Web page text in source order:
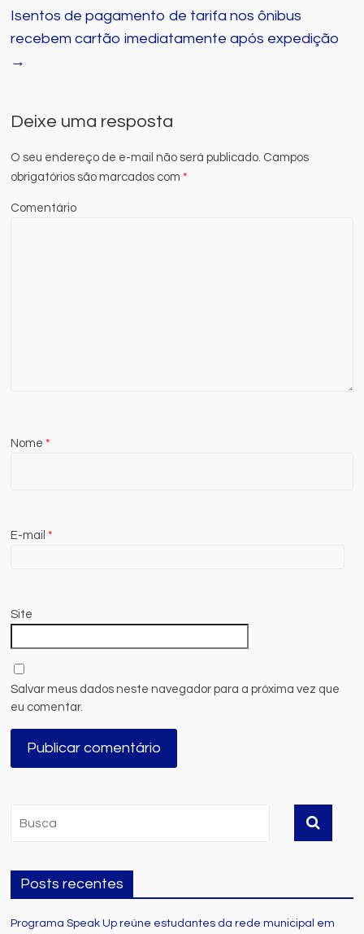
Isentos de pagamento de tarifa nos ônibus
recebem cartão imediatamente após expedição
→
Deixe uma resposta
O seu endereço de e-mail não será publicado. Campos
obrigatórios são marcados com*
Comentário
Nome*
E-mail*
Site
Salvar meus dados neste navegador para a próxima vez que
eu comentar.
Posts recentes
Programa Speak Up reúne estudantes da rede municipal em